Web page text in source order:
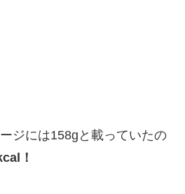
ジには158gと載っていたの
！